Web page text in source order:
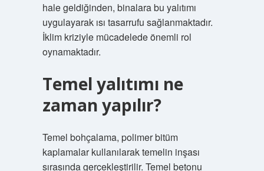
hale geldiğinden, binalara bu yalıtımı
uygulayarak ısı tasarrufu sağlanmaktadır.
İklim kriziyle mücadelede önemli rol
oynamaktadır.
Temel yalıtımı ne
zaman yapılır?
Temel bohçalama, polimer bitüm
kaplamalar kullanılarak temelin inşası
sırasında gerçekleştirilir. Temel betonu